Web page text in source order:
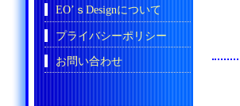
EO’ｓDesignについて
プライバシーポリシー
お問い合わせ